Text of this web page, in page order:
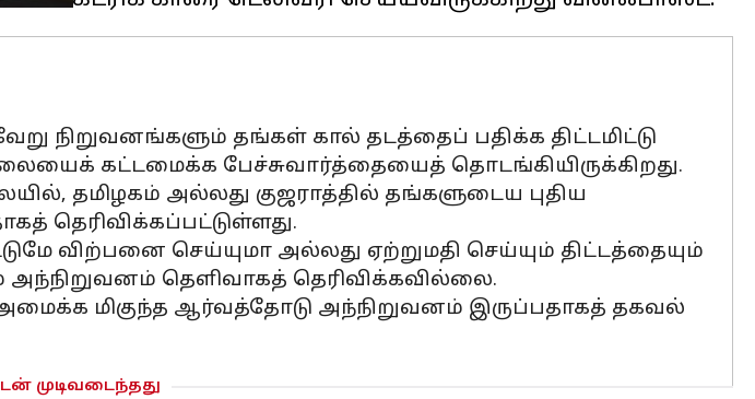
தங்கள் கால் தடத்தைப் பதிக்க திட்டமிட்டு
கட்டமைக்க பேச்சுவார்த்தையைத் தொடங்கியிருக்கிறது.
தமிழகம் அல்லது குஜராத்தில் தங்களுடைய புதிய
தெரிவிக்கப்பட்டுள்ளது.
விற்பனை செய்யுமா அல்லது ஏற்றுமதி செய்யும் திட்டத்தையும்
தெளிவாகத் தெரிவிக்கவில்லை.
மிகுந்த ஆர்வத்தோடு அந்நிறுவனம் இருப்பதாகத் தகவல்
முடிவடைந்தது